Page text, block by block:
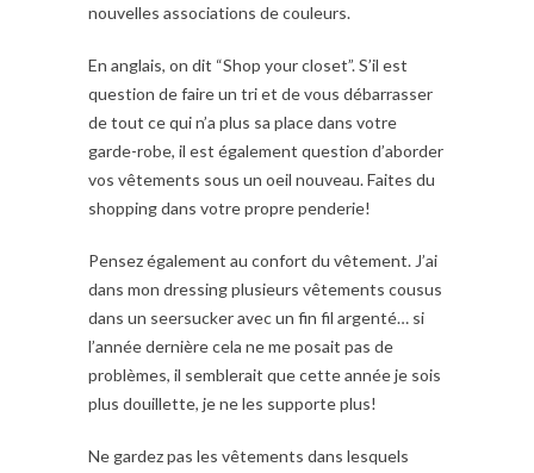
nouvelles associations de couleurs.
En anglais, on dit “Shop your closet”. S’il est
question de faire un tri et de vous débarrasser
de tout ce qui n’a plus sa place dans votre
garde-robe, il est également question d’aborder
vos vêtements sous un oeil nouveau. Faites du
shopping dans votre propre penderie!
Pensez également au confort du vêtement. J’ai
dans mon dressing plusieurs vêtements cousus
dans un seersucker avec un fin fil argenté… si
l’année dernière cela ne me posait pas de
problèmes, il semblerait que cette année je sois
plus douillette, je ne les supporte plus!
Ne gardez pas les vêtements dans lesquels